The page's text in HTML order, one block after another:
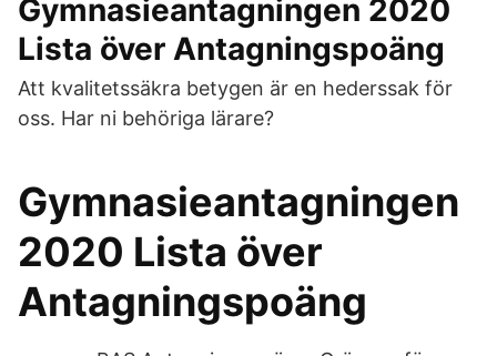
Gymnasieantagningen 2020
Lista över Antagningspoäng
Att kvalitetssäkra betygen är en hederssak för
oss. Har ni behöriga lärare?
Gymnasieantagningen
2020 Lista över
Antagningspoäng